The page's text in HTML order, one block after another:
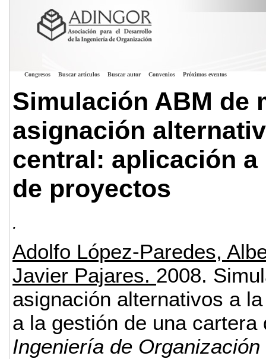
Congresos Buscar artículos Buscar autor Convenios Próximos eventos
Simulación ABM de
asignación
central: aplicación
de proyectos
.
Adolfo López-Paredes,
Javier Pajares. 2008.
asignación alternativos a
a la gestión de una cartera
Ingeniería de Organización